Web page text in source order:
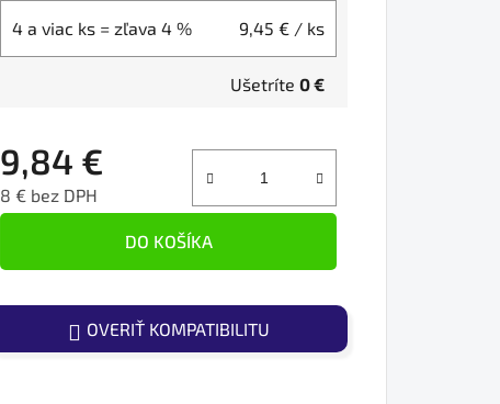
4 a viac ks = zľava 4 % 9,45 € / ks
Ušetríte 0 €
9,84 €
8 € bez DPH
DO KOŠÍKA
OVERIŤ KOMPATIBILITU